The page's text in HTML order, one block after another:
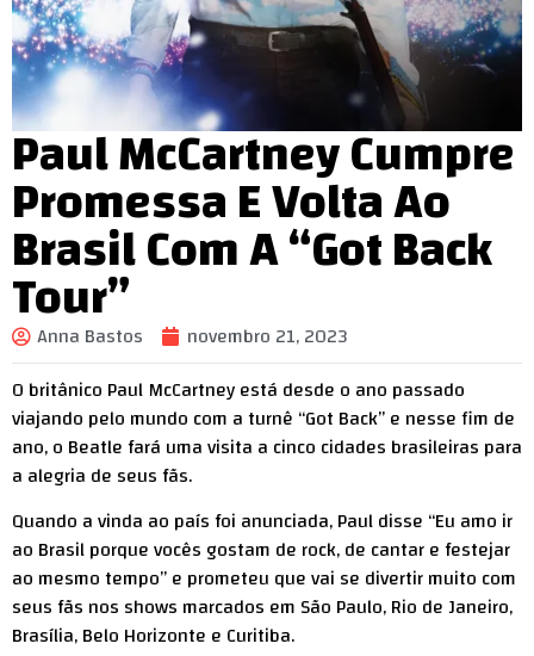
Paul McCartney Cumpre
Promessa E Volta Ao
Brasil Com A “Got Back
Tour”
Anna Bastos
novembro 21, 2023
O britânico Paul McCartney está desde o ano passado
viajando pelo mundo com a turnê “Got Back” e nesse fim de
ano, o Beatle fará uma visita a cinco cidades brasileiras para
a alegria de seus fãs.
Quando a vinda ao país foi anunciada, Paul disse “Eu amo ir
ao Brasil porque vocês gostam de rock, de cantar e festejar
ao mesmo tempo” e prometeu que vai se divertir muito com
seus fãs nos shows marcados em São Paulo, Rio de Janeiro,
Brasília, Belo Horizonte e Curitiba.